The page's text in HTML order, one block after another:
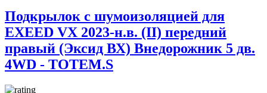
Подкрылок с шумоизоляцией для
EXEED VX 2023-н.в. (II) передний
правый (Эксид ВХ) Внедорожник 5 дв.
4WD - TOTEM.S